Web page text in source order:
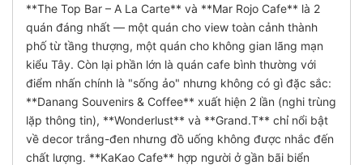
**The Top Bar – A La Carte** và **Mar Rojo Cafe** là 2
quán đáng nhất — một quán cho view toàn cảnh thành
phố từ tầng thượng, một quán cho không gian lãng mạn
kiểu Tây. Còn lại phần lớn là quán cafe bình thường với
điểm nhấn chính là "sống ảo" nhưng không có gì đặc sắc:
**Danang Souvenirs & Coffee** xuất hiện 2 lần (nghi trùng
lặp thông tin), **Wonderlust** và **Grand.T** chỉ nổi bật
về decor trắng-đen nhưng đồ uống không được nhắc đến
chất lượng. **KaKao Cafe** hợp người ở gần bãi biển